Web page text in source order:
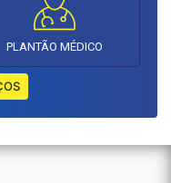
PLANTÃO MÉDICO